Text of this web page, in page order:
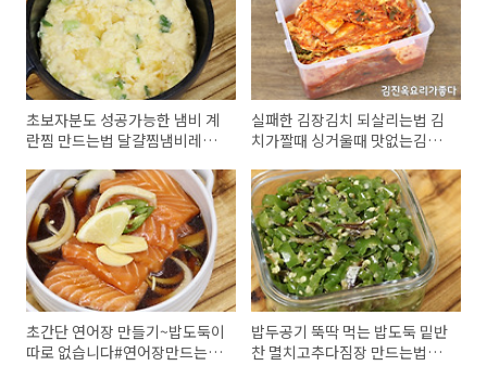
초보자분도 성공가능한 냄비 계
란찜 만드는법 달걀찜냄비레시
김진옥요리가좋다
실패한 김장김치 되살리는법 김
치가짤때 싱거울때 맛없는김치
초간단 연어장 만들기~밥도둑이
따로 없습니다#연어장만드는법
밥두공기 뚝딱 먹는 밥도둑 밑반
찬 멸치고추다짐장 만드는법#고